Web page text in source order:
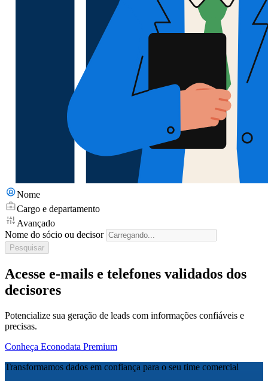
Nome
Cargo e departamento
Avançado
Nome do sócio ou decisor
Pesquisar
Acesse e-mails e telefones validados dos
decisores
Potencialize sua geração de leads com informações confiáveis e
precisas.
Conheça Econodata Premium
Transformamos dados em confiança para o seu time comercial